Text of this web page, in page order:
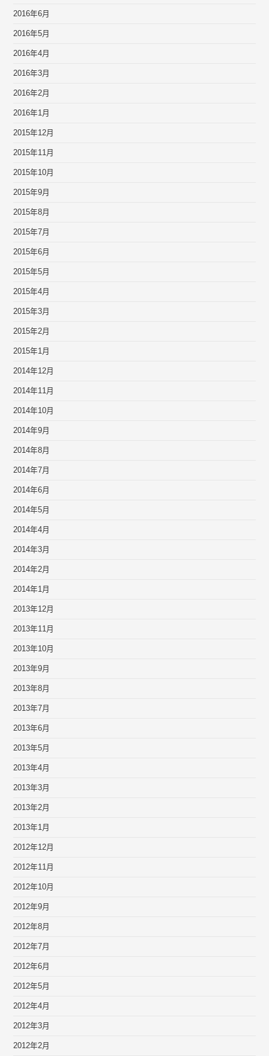
2016年6月
2016年5月
2016年4月
2016年3月
2016年2月
2016年1月
2015年12月
2015年11月
2015年10月
2015年9月
2015年8月
2015年7月
2015年6月
2015年5月
2015年4月
2015年3月
2015年2月
2015年1月
2014年12月
2014年11月
2014年10月
2014年9月
2014年8月
2014年7月
2014年6月
2014年5月
2014年4月
2014年3月
2014年2月
2014年1月
2013年12月
2013年11月
2013年10月
2013年9月
2013年8月
2013年7月
2013年6月
2013年5月
2013年4月
2013年3月
2013年2月
2013年1月
2012年12月
2012年11月
2012年10月
2012年9月
2012年8月
2012年7月
2012年6月
2012年5月
2012年4月
2012年3月
2012年2月